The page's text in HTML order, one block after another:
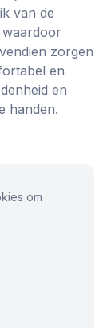
van de
waardoor
zorgen
en
en
handen.
om